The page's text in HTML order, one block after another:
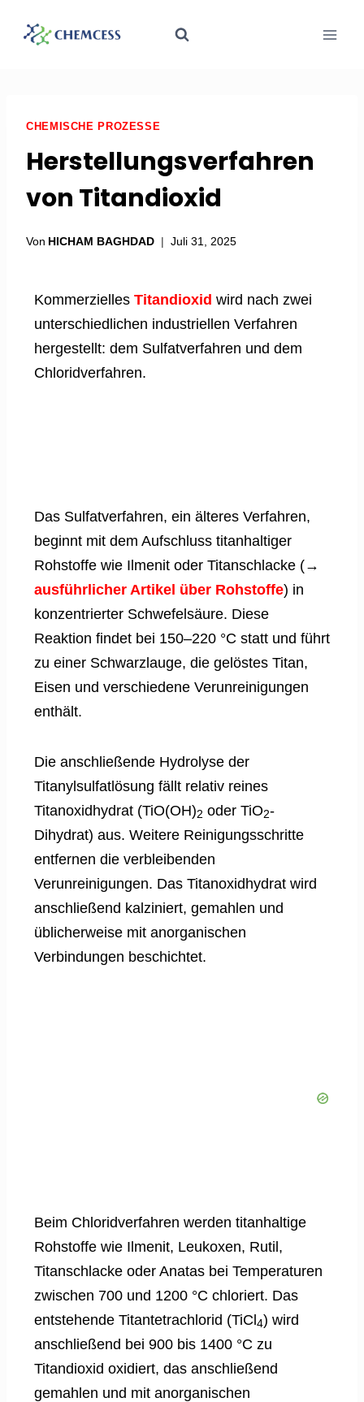
CHEMISCHE PROZESSE
Herstellungsverfahren
von Titandioxid
Von HICHAM BAGHDAD Juli 31, 2025
Kommerzielles Titandioxid wird nach zwei
unterschiedlichen industriellen Verfahren
hergestellt: dem Sulfatverfahren und dem
Chloridverfahren.
Das Sulfatverfahren, ein älteres Verfahren,
beginnt mit dem Aufschluss titanhaltiger
Rohstoffe wie Ilmenit oder Titanschlacke (→
ausführlicher Artikel über Rohstoffe) in
konzentrierter Schwefelsäure. Diese
Reaktion findet bei 150–220 °C statt und führt
zu einer Schwarzlauge, die gelöstes Titan,
Eisen und verschiedene Verunreinigungen
enthält.
Die anschließende Hydrolyse der
Titanylsulfatlösung fällt relativ reines
Titanoxidhydrat (TiO(OH)2 oder TiO2-
Dihydrat) aus. Weitere Reinigungsschritte
entfernen die verbleibenden
Verunreinigungen. Das Titanoxidhydrat wird
anschließend kalziniert, gemahlen und
üblicherweise mit anorganischen
Verbindungen beschichtet.
Beim Chloridverfahren werden titanhaltige
Rohstoffe wie Ilmenit, Leukoxen, Rutil,
Titanschlacke oder Anatas bei Temperaturen
zwischen 700 und 1200 °C chloriert. Das
entstehende Titantetrachlorid (TiCl4) wird
anschließend bei 900 bis 1400 °C zu
Titandioxid oxidiert, das anschließend
gemahlen und mit anorganischen